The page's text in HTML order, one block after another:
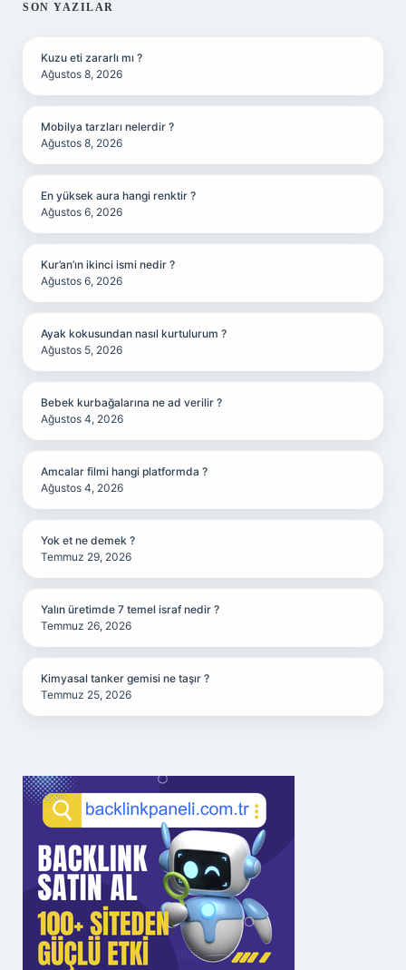
SIDEBAR
SON YAZILAR
Kuzu eti zararlı mı ?
Ağustos 8, 2026
Mobilya tarzları nelerdir ?
Ağustos 8, 2026
En yüksek aura hangi renktir ?
Ağustos 6, 2026
Kur’an’ın ikinci ismi nedir ?
Ağustos 6, 2026
Ayak kokusundan nasıl kurtulurum ?
Ağustos 5, 2026
Bebek kurbağalarına ne ad verilir ?
Ağustos 4, 2026
Amcalar filmi hangi platformda ?
Ağustos 4, 2026
Yok et ne demek ?
Temmuz 29, 2026
Yalın üretimde 7 temel israf nedir ?
Temmuz 26, 2026
Kimyasal tanker gemisi ne taşır ?
Temmuz 25, 2026